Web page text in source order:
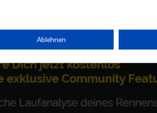
auf einem Endgerät
von Werbeanzeigen
Werbung
Ablehnen